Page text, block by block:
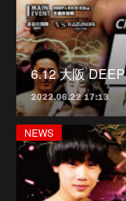
6.12 大阪
2022.06.22 17:13
NEWS